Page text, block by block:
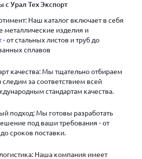
с Урал Тех Экспорт
Наш каталог включает в себя
металлические изделия и
- от стальных листов и труб до
сплавов
качества: Мы тщательно отбираем
за соответствием всей
стандартам качества.
подход: Мы готовы разработать
под ваши требования - от
сроков поставки.
Наша компания имеет